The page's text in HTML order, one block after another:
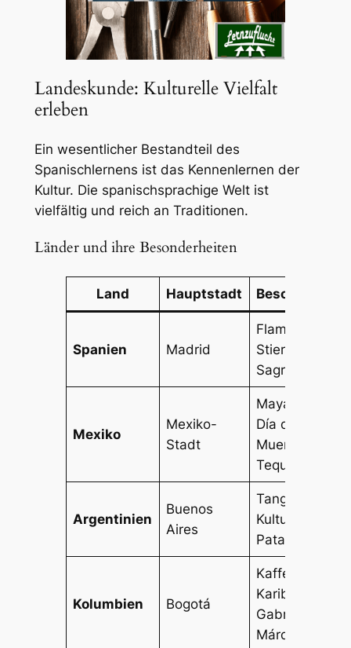
Landeskunde: Kulturelle Vielfalt
erleben
Ein wesentlicher Bestandteil des
Spanischlernens ist das Kennenlernen der
Kultur. Die spanischsprachige Welt ist
vielfältig und reich an Traditionen.
Länder und ihre Besonderheiten
Land Hauptstadt
Spanien Madrid
Flamenco,
Stierkampf,
Sagrada
Mexiko
Mexiko-
Stadt
Maya-Ruinen,
Día de los
Muertos,
Tequila
Argentinien
Buenos
Aires
Tango,
Kultur,
Patagonien
Kolumbien Bogotá
Kaffee,
Karibikküste,
Gabriel García
Márquez